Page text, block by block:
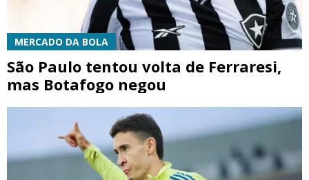
MERCADO DA BOLA
São Paulo tentou volta de Ferraresi,
mas Botafogo negou